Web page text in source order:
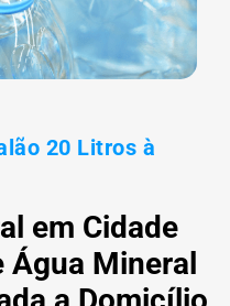
20 Litros à
em Cidade
Água Mineral